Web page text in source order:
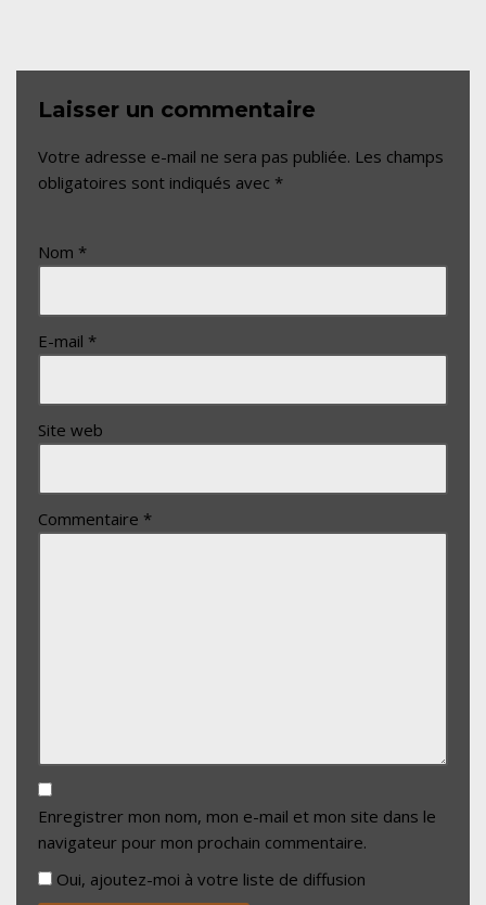
Laisser un commentaire
Votre adresse e-mail ne sera pas publiée. Les champs
obligatoires sont indiqués avec *
Nom *
E-mail *
Site web
Commentaire *
Enregistrer mon nom, mon e-mail et mon site dans le
navigateur pour mon prochain commentaire.
Oui, ajoutez-moi à votre liste de diffusion